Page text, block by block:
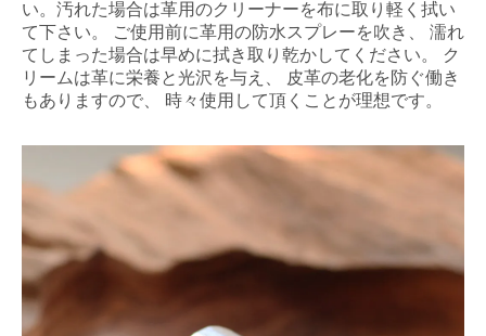
い。汚れた場合は革用のクリーナーを布に取り軽く拭い
て下さい。 ご使用前に革用の防水スプレーを吹き、 濡れ
てしまった場合は早めに拭き取り乾かしてください。 ク
リームは革に栄養と光沢を与え、 皮革の老化を防ぐ働き
もありますので、 時々使用して頂くことが理想です。